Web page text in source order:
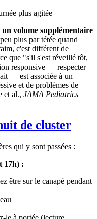
plus agitée
volume supplémentaire
plus par tétée quand
c'est différent de
que "s'il s'est réveillé tôt,
responsive — respecter
— est associée à un
et de problèmes de
et al., JAMA Pediatrics
de cluster
qui y sont passées :
17h) :
être sur le canapé pendant